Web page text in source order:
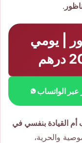
.
| يومي
الواتساب
القيادة بنفسي في
والحرية،